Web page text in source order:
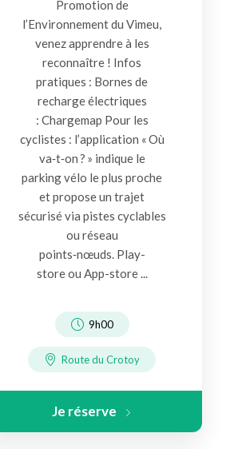
Promotion de
l’Environnement du Vimeu,
venez apprendre à les
reconnaître ! Infos
pratiques : Bornes de
recharge électriques
: Chargemap Pour les
cyclistes : l’application « Où
va‑t‑on ? » indique le
parking vélo le plus proche
et propose un trajet
sécurisé via pistes cyclables
ou réseau
points‑nœuds. Play-
store ou App-store ...
9h00
Route du Crotoy
Je réserve